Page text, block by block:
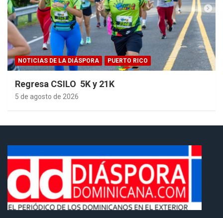
NOTICIAS DE LA DIÁSPORA PUERTO RICO
Regresa CSILO 5K y 21K
5 de agosto de 2026